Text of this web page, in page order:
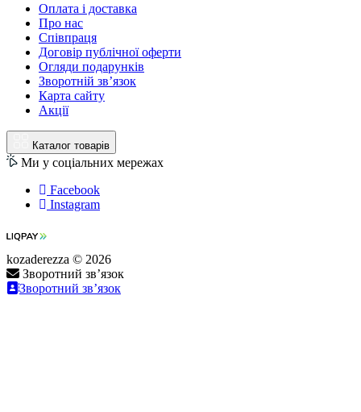
Оплата і доставка
Про нас
Співпраця
Договір публічної оферти
Огляди подарунків
Зворотній зв’язок
Карта сайту
Акції
Каталог товарів
Ми у соціальних мережах
Facebook
Instagram
kozaderezza © 2026
Зворотний зв’язок
Зворотний зв’язок